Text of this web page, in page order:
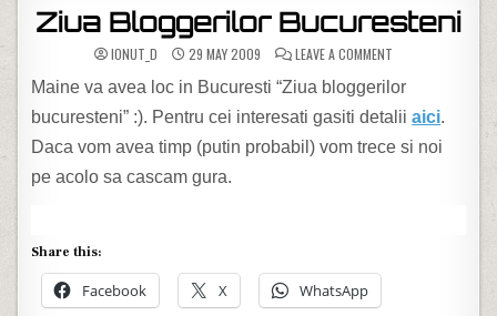
Ziua Bloggerilor Bucuresteni
IONUT_D 29 MAY 2009 LEAVE A COMMENTON ZIUA
Maine va avea loc in Bucuresti “Ziua bloggerilor
bucuresteni” :). Pentru cei interesati gasiti detaliiaici.
Daca vom avea timp (putin probabil) vom trece si noi
pe acolo sa cascam gura.
Share this:
Facebook X WhatsApp